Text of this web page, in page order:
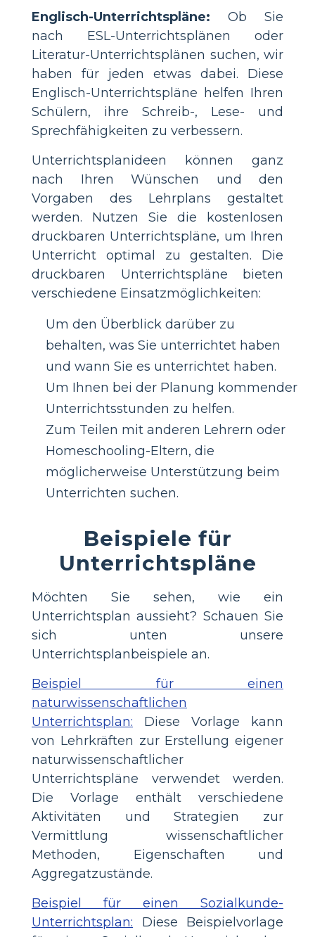
Englisch-Unterrichtspläne: Ob Sie
nach ESL-Unterrichtsplänen oder
Literatur-Unterrichtsplänen suchen, wir
haben für jeden etwas dabei. Diese
Englisch-Unterrichtspläne helfen Ihren
Schülern, ihre Schreib-, Lese- und
Sprechfähigkeiten zu verbessern.
Unterrichtsplanideen können ganz
nach Ihren Wünschen und den
Vorgaben des Lehrplans gestaltet
werden. Nutzen Sie die kostenlosen
druckbaren Unterrichtspläne, um Ihren
Unterricht optimal zu gestalten. Die
druckbaren Unterrichtspläne bieten
verschiedene Einsatzmöglichkeiten:
Um den Überblick darüber zu
behalten, was Sie unterrichtet haben
und wann Sie es unterrichtet haben.
Um Ihnen bei der Planung kommender
Unterrichtsstunden zu helfen.
Zum Teilen mit anderen Lehrern oder
Homeschooling-Eltern, die
möglicherweise Unterstützung beim
Unterrichten suchen.
Beispiele für
Unterrichtspläne
Möchten Sie sehen, wie ein
Unterrichtsplan aussieht? Schauen Sie
sich unten unsere
Unterrichtsplanbeispiele an.
Beispiel für einen
naturwissenschaftlichen
Unterrichtsplan: Diese Vorlage kann
von Lehrkräften zur Erstellung eigener
naturwissenschaftlicher
Unterrichtspläne verwendet werden.
Die Vorlage enthält verschiedene
Aktivitäten und Strategien zur
Vermittlung wissenschaftlicher
Methoden, Eigenschaften und
Aggregatzustände.
Beispiel für einen Sozialkunde-
Unterrichtsplan: Diese Beispielvorlage